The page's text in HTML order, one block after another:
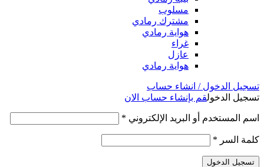
مسلوب
مشترك رمادي
هواية رمادي
غراء
عازل
هواية رمادي
تسجيل الدخول / انشاء حساب
تسجيل الدخولقم بإنشاء حساب الان
اسم المستخدم أو البريد الإلكتروني *
كلمة السر *
تسجيل الدخول